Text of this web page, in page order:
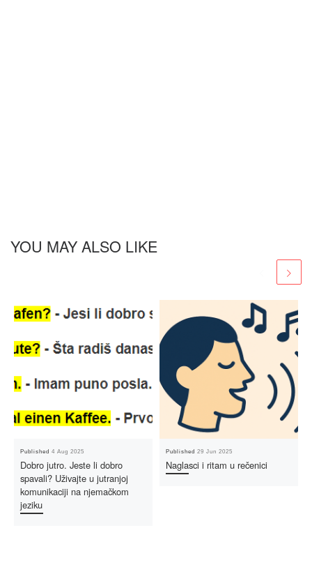
YOU MAY ALSO LIKE
Published4 Aug 2025
Dobro jutro. Jeste li dobro
spavali? Uživajte u jutranjoj
komunikaciji na njemačkom
jeziku
Published29 Jun 2025
Naglasci i ritam u rečenici